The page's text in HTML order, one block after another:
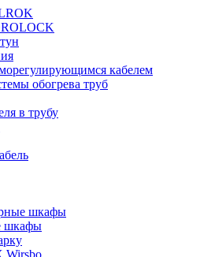
кабелем
обогрева труб
в трубу
шкафы
шкафы
Wirsbo